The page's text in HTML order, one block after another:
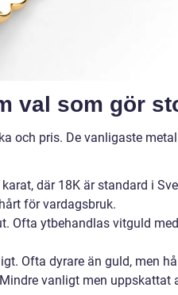
val som gör
och pris. De vanligaste
där 18K är standard i
för vardagsbruk.
Ofta ytbehandlas vitguld
Ofta dyrare än guld, men
vanligt men uppskattat